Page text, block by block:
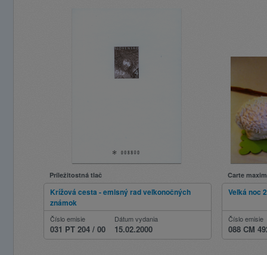
Príležitostná tlač
Krížová cesta - emisný rad veľkonočných
známok
Číslo emisie
031 PT 204 / 00
Dátum vydania
15.02.2000
Carte
Veľká noc
Číslo emisie
088 CM